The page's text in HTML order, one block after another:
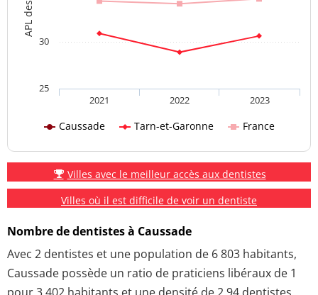
Caussade Tarn-et-Garonne France
2021 2022 2023
25
30
Villes avec le meilleur accès aux dentistes
Villes où il est difficile de voir un dentiste
Nombre de dentistes à Caussade
Avec 2 dentistes et une population de 6 803 habitants,
Caussade possède un ratio de praticiens libéraux de 1